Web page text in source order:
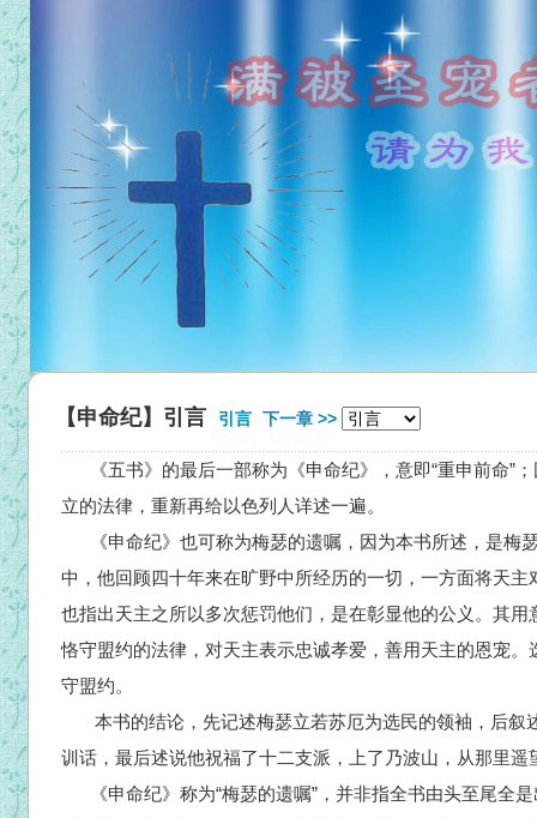
【申命纪】引言 引言 下一章 >>
《五书》的最后一部称为《申命纪》，意即“重申前命”
立的法律，重新再给以色列人详述一遍。
《申命纪》也可称为梅瑟的遗嘱，因为本书所述，是梅
中，他回顾四十年来在旷野中所经历的一切，一方面将天
也指出天主之所以多次惩罚他们，是在彰显他的公义。其
恪守盟约的法律，对天主表示忠诚孝爱，善用天主的恩宠
守盟约。
本书的结论，先记述梅瑟立若苏厄为选民的领袖，后叙
训话，最后述说他祝福了十二支派，上了乃波山，从那里
《申命纪》称为“梅瑟的遗嘱”，并非指全书由头至尾全